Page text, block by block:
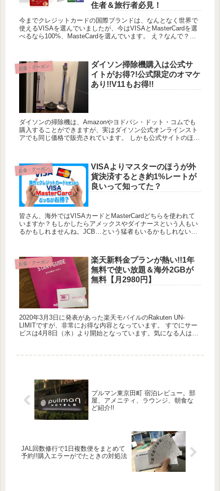
住者＆旅行者必見！
今までクレジットカードの国際ブランドは、なんとなく世界で
使えるVISAを選んでいましたが、今はVISAとMasterCardを選
べるなら100%、MasteCardを選んでいます。 え？なんで？っ
お金・クーポン
ダイソン掃除機購入は公式サ
イトがお得?!公式限定のオマケ
あり!!V11もお得!!
ダイソンの掃除機は、Amazonやヨドバシ・ドット・コムでも
購入することができますが、実はダイソン公式オンラインスト
アでも同じ価格で販売されています。 しかも公式サイトのほう
お金・クーポン
VISAよりマスターのほうが外
貨決済するとき約1%レートが
良いって知ってた？
皆さん、海外ではVISAカードとMasterCardどちらを使われて
いますか？もしかしたらアメックスやダイナースという人もい
るかもしれませんね。JCB…という猛者もいるかもしれないで
お金・クーポン
楽天新料金プランが熱い!!1年
無料で使い放題＆海外2GBが
無料【月2980円】
2020年3月3日に発表があった楽天モバイルのRakuten UN-
LIMITですが、非常にお得な内容となっています。 すでにサー
ビスは4月8日（水）より開始となっています。気になる人は是
プルマン東京田町 宿泊レビュー。部
屋、アメニティ、ラウンジ、朝食な
ど紹介!!
JAL回数修行で1日複数便をまとめて
予約!!購入エラーがでたときの対処法